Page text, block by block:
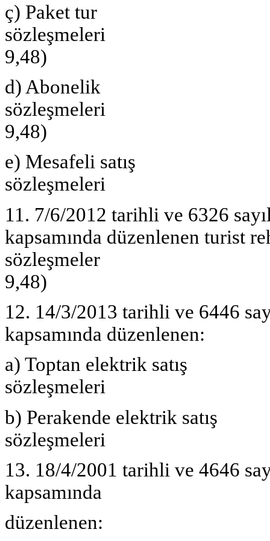
ç) Paket tur
9,48)
d) Abonelik
9,48)
e) Mesafeli satış
11. 7/6/2012 tarihli ve 6326
kapsamında düzenlenen turist
9,48)
12. 14/3/2013 tarihli ve 6446
kapsamında düzenlenen:
a) Toptan elektrik satış
b) Perakende elektrik satış
sözleşmeleri
13. 18/4/2001 tarihli ve 4646
kapsamında
düzenlenen: